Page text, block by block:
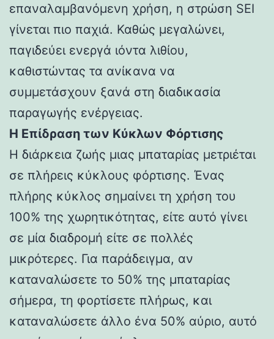
επαναλαμβανόμενη χρήση, η στρώση SEI
γίνεται πιο παχιά. Καθώς μεγαλώνει,
παγιδεύει ενεργά ιόντα λιθίου,
καθιστώντας τα ανίκανα να
συμμετάσχουν ξανά στη διαδικασία
παραγωγής ενέργειας.
Η Επίδραση των Κύκλων Φόρτισης
Η διάρκεια ζωής μιας μπαταρίας μετριέται
σε πλήρεις κύκλους φόρτισης. Ένας
πλήρης κύκλος σημαίνει τη χρήση του
100% της χωρητικότητας, είτε αυτό γίνει
σε μία διαδρομή είτε σε πολλές
μικρότερες. Για παράδειγμα, αν
καταναλώσετε το 50% της μπαταρίας
σήμερα, τη φορτίσετε πλήρως, και
καταναλώσετε άλλο ένα 50% αύριο, αυτό